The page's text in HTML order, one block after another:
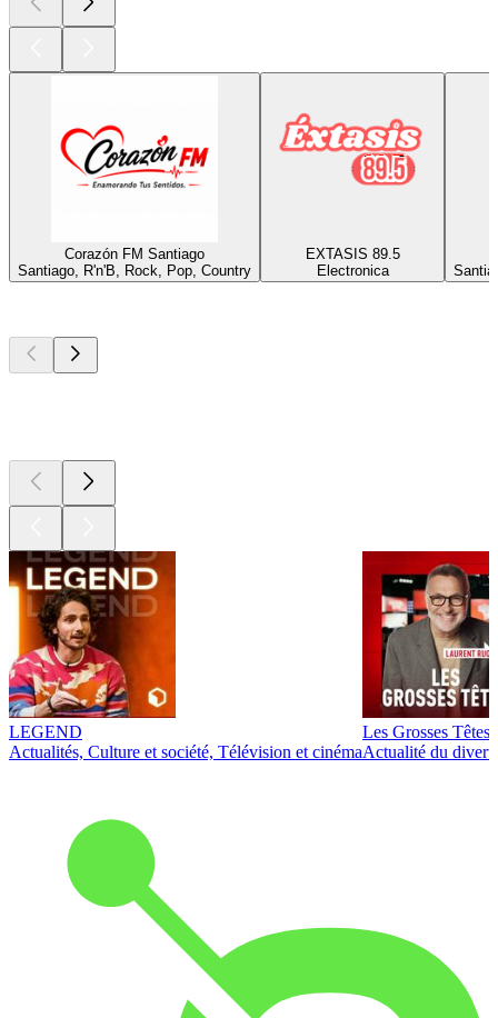
Corazón FM Santiago
Santiago, R'n'B, Rock, Pop, Country
EXTASIS 89.5
Electronica
LEGEND
Actualités, Culture et société, Télévision et cinéma
Les Grosses Têtes
Actualité du